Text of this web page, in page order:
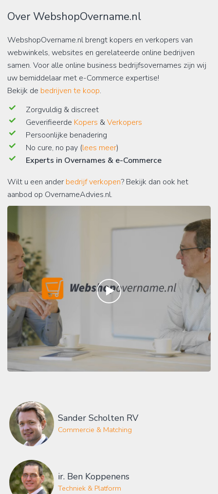
Over WebshopOvername.nl
WebshopOvername.nl brengt kopers en verkopers van
webwinkels, websites en gerelateerde online bedrijven
samen. Voor alle online business bedrijfsovernames zijn wij
uw bemiddelaar met e-Commerce expertise!
Bekijk de bedrijven te koop.
Zorgvuldig & discreet
Geverifieerde Kopers &Verkopers
Persoonlijke benadering
No cure, no pay (lees meer)
Experts in Overnames & e-Commerce
Wilt u een ander bedrijf verkopen? Bekijk dan ook het
aanbod op OvernameAdvies.nl.
Sander Scholten RV
Commercie & Matching
ir. Ben Koppenens
Techniek & Platform